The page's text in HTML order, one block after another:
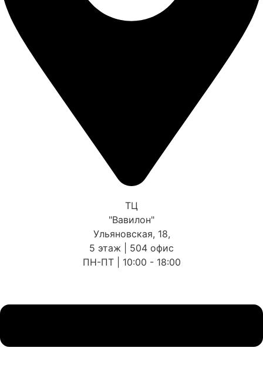
ТЦ
"Вавилон"
Ульяновская, 18,
5 этаж | 504 офис
ПН-ПТ | 10:00 - 18:00